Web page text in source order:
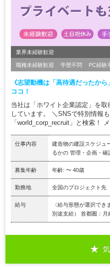
業界未経験歓迎
職種未経験歓迎 学歴不問 PC経験
《志望動機は「高待遇だったか
ココ！
当社は「ホワイト企業認定」を
しています。 ＼SNSで特別情報
「world_corp_recruit」と検索！
仕事内容
建造物の建設スケジュ
るかの 管理・企画・確
募集年齢 年齢: 〜 40歳
勤務地 全国のプロジェクト先
給与
〈給与形態が選択で
別途支給） 首都圏：月